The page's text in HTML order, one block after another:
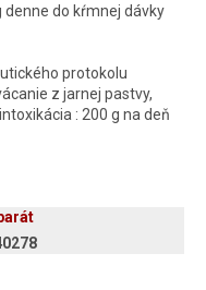
denne do kŕmnej dávky
protokolu
z jarnej pastvy,
: 200 g na deň